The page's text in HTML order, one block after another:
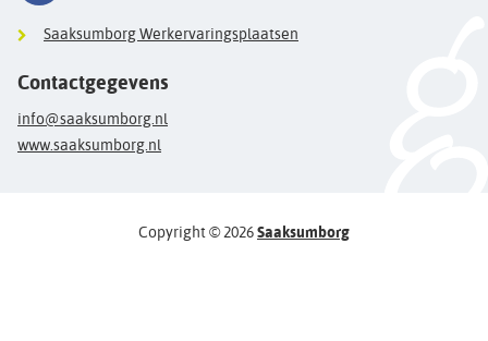
Saaksumborg Werkervaringsplaatsen
Contactgegevens
info@saaksumborg.nl
www.saaksumborg.nl
Copyright © 2026Saaksumborg